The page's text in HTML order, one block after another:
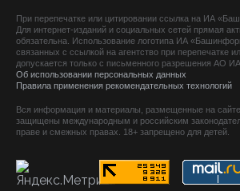
При перепечатке или цитировании ссылка на ИА
Для интернет-изданий и социальных сетей прямая
обязательна. Использование логотипа ИА
связанных с ссылкой на агентство при перепечатке
допускается только с письменного разрешения АО
Об использовании персональных данных
Правила применения рекомендательных технологий
Вся информация и материалы, размещенные на
защищены международным и российским
праве и смежных правах. 18+ запрещено для детей.